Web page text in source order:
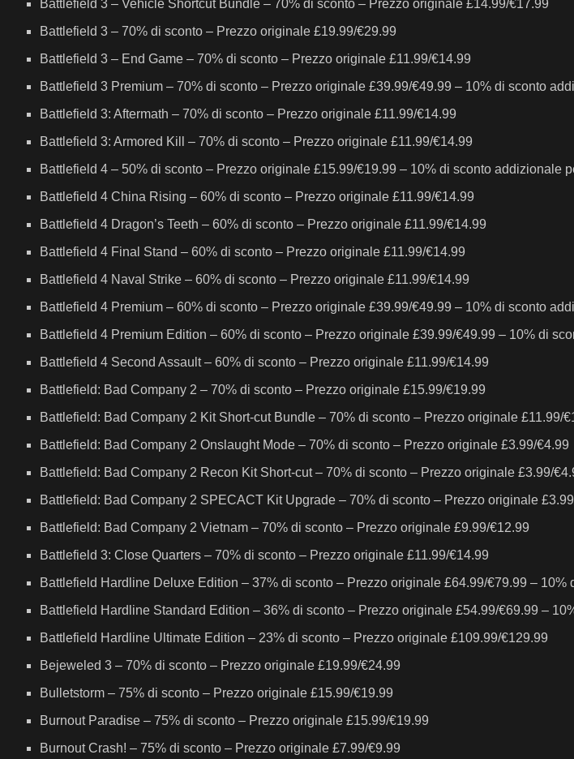
Battlefield 3 – Vehicle Shortcut Bundle – 70% di sconto – Prezzo originale £14.99/€17.99
Battlefield 3 – 70% di sconto – Prezzo originale £19.99/€29.99
Battlefield 3 – End Game – 70% di sconto – Prezzo originale £11.99/€14.99
Battlefield 3 Premium – 70% di sconto – Prezzo originale £39.99/€49.99 – 10% di sconto
Battlefield 3: Aftermath – 70% di sconto – Prezzo originale £11.99/€14.99
Battlefield 3: Armored Kill – 70% di sconto – Prezzo originale £11.99/€14.99
Battlefield 4 – 50% di sconto – Prezzo originale £15.99/€19.99 – 10% di sconto addizionale
Battlefield 4 China Rising – 60% di sconto – Prezzo originale £11.99/€14.99
Battlefield 4 Dragon’s Teeth – 60% di sconto – Prezzo originale £11.99/€14.99
Battlefield 4 Final Stand – 60% di sconto – Prezzo originale £11.99/€14.99
Battlefield 4 Naval Strike – 60% di sconto – Prezzo originale £11.99/€14.99
Battlefield 4 Premium – 60% di sconto – Prezzo originale £39.99/€49.99 – 10% di sconto
Battlefield 4 Premium Edition – 60% di sconto – Prezzo originale £39.99/€49.99 – 10% di
Battlefield 4 Second Assault – 60% di sconto – Prezzo originale £11.99/€14.99
Battlefield: Bad Company 2 – 70% di sconto – Prezzo originale £15.99/€19.99
Battlefield: Bad Company 2 Kit Short-cut Bundle – 70% di sconto – Prezzo originale £11.99/
Battlefield: Bad Company 2 Onslaught Mode – 70% di sconto – Prezzo originale £3.99/€4.99
Battlefield: Bad Company 2 Recon Kit Short-cut – 70% di sconto – Prezzo originale £3.99/
Battlefield: Bad Company 2 SPECACT Kit Upgrade – 70% di sconto – Prezzo originale
Battlefield: Bad Company 2 Vietnam – 70% di sconto – Prezzo originale £9.99/€12.99
Battlefield 3: Close Quarters – 70% di sconto – Prezzo originale £11.99/€14.99
Battlefield Hardline Deluxe Edition – 37% di sconto – Prezzo originale £64.99/€79.99 –
Battlefield Hardline Standard Edition – 36% di sconto – Prezzo originale £54.99/€69.99 –
Battlefield Hardline Ultimate Edition – 23% di sconto – Prezzo originale £109.99/€129.99
Bejeweled 3 – 70% di sconto – Prezzo originale £19.99/€24.99
Bulletstorm – 75% di sconto – Prezzo originale £15.99/€19.99
Burnout Paradise – 75% di sconto – Prezzo originale £15.99/€19.99
Burnout Crash! – 75% di sconto – Prezzo originale £7.99/€9.99